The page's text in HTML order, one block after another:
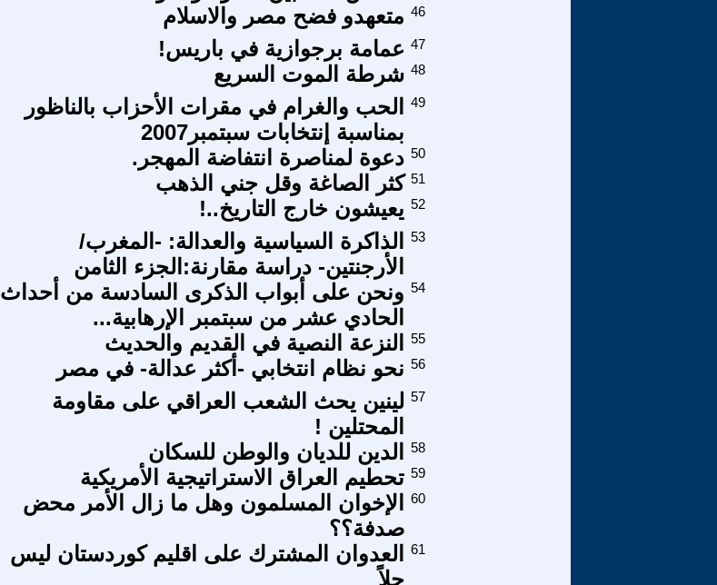
متعهدو فضح مصر والاسلام 46
عمامة برجوازية في باريس! 47
شرطة الموت السريع 48
الحب والغرام في مقرات الأحزاب بالناظور
بمناسبة إنتخابات سبتمبر2007
49
دعوة لمناصرة انتفاضة المهجر. 50
كثر الصاغة وقل جني الذهب 51
يعيشون خارج التاريخ..! 52
الذاكرة السياسية والعدالة: -المغرب/
الأرجنتين- دراسة مقارنة:الجزء الثامن
53
ونحن على أبواب الذكرى السادسة من أحداث
الحادي عشر من سبتمبر الإرهابية...
54
النزعة النصية في القديم والحديث
55
نحو نظام انتخابي -أكثر عدالة- في مصر 56
لينين يحث الشعب العراقي على مقاومة
المحتلين !
57
الدين للديان والوطن للسكان
58
تحطيم العراق الاستراتيجية الأمريكية 59
الإخوان المسلمون وهل ما زال الأمر محض
صدفة؟؟
60
العدوان المشترك على اقليم كوردستان ليس
حلاً
61